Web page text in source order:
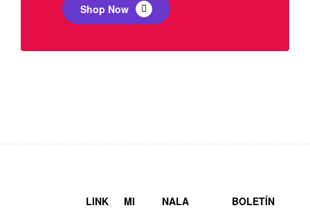
Shop Now
LINK
MI
NALA
BOLETÍN